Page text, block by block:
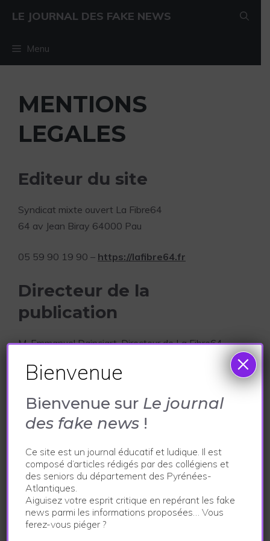
LE JOURNAL DES FAKE NEWS
Menu
MENTIONS
LEGALES
Editeur du site
Syndicat mixte ouvert La Fibre64
64 av Jean Biray 64000 Pau
05 59 90 19 90 – https://lafibre64.fr
Directeur de la
publication
M. Emmanuel Dainciart, Directeur de La Fibre64
Hébergement
Héliantis – Centre Ama Dablam – 20 rue Johannes
Kepler – 64000 Pau
Protection des données,
transparence et recours
Un cookie vous est proposé, il sert à ne pas afficher
le pop-up à chaque visite. Si vous souhaitez nous
Bienvenue
Bienvenue sur Le journal
des fake news !
Ce site est un journal éducatif et ludique. Il est
composé d’articles rédigés par des collégiens et
des seniors du département des Pyrénées-
Atlantiques.
Aiguisez votre esprit critique en repérant les fake
news parmi les informations proposées… Vous
ferez-vous piéger ?
×